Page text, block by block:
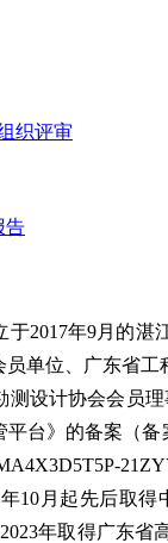
织评审
告
年9月的湛
单位、广东省
设计协会会员
台》的备案（备
10月起先后取
年取得广东